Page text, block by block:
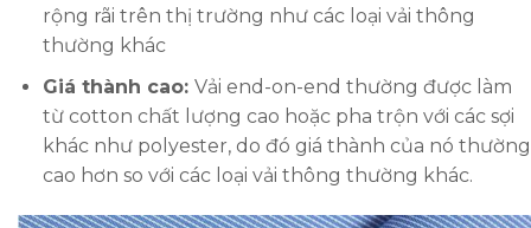
rộng rãi trên thị trường như các loại vải thông
thường khác
Giá thành cao: Vải end-on-end thường được làm
từ cotton chất lượng cao hoặc pha trộn với các sợi
khác như polyester, do đó giá thành của nó thường
cao hơn so với các loại vải thông thường khác.